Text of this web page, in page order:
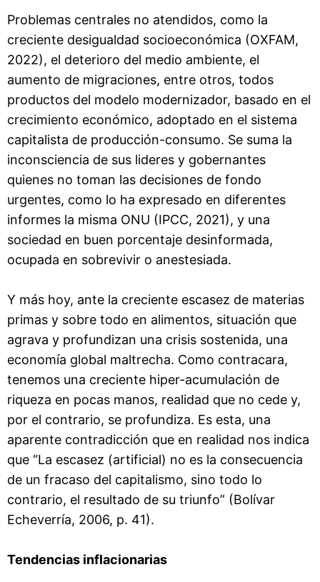
Problemas centrales no atendidos, como la
creciente desigualdad socioeconómica (OXFAM,
2022), el deterioro del medio ambiente, el
aumento de migraciones, entre otros, todos
productos del modelo modernizador, basado en el
crecimiento económico, adoptado en el sistema
capitalista de producción-consumo. Se suma la
inconsciencia de sus lideres y gobernantes
quienes no toman las decisiones de fondo
urgentes, como lo ha expresado en diferentes
informes la misma ONU (IPCC, 2021), y una
sociedad en buen porcentaje desinformada,
ocupada en sobrevivir o anestesiada.
Y más hoy, ante la creciente escasez de materias
primas y sobre todo en alimentos, situación que
agrava y profundizan una crisis sostenida, una
economía global maltrecha. Como contracara,
tenemos una creciente hiper-acumulación de
riqueza en pocas manos, realidad que no cede y,
por el contrario, se profundiza. Es esta, una
aparente contradicción que en realidad nos indica
que “La escasez (artificial) no es la consecuencia
de un fracaso del capitalismo, sino todo lo
contrario, el resultado de su triunfo” (Bolívar
Echeverría, 2006, p. 41).
Tendencias inflacionarias